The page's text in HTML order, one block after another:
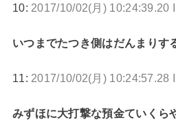
10: 2017/10/02(月) 10:24:39.20
いつまでたつき側はだんまりす
11: 2017/10/02(月) 10:24:57.28
みずほに大打撃な預金ていくら